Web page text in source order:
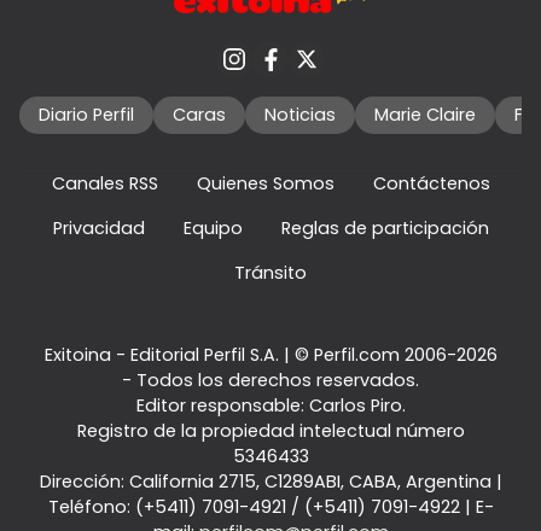
Diario Perfil Caras Noticias Marie Claire
Canales RSS Quienes Somos
Contáctenos
Privacidad
Equipo
Reglas de participación
Tránsito
Exitoina - Editorial Perfil S.A. | © Perfil.com 2006-2026
- Todos los derechos reservados.
Editor responsable: Carlos Piro.
Registro de la propiedad intelectual número
5346433
Dirección: California 2715, C1289ABI, CABA, Argentina |
Teléfono: (+5411) 7091-4921 / (+5411) 7091-4922| E-